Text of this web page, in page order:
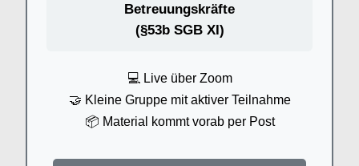
Betreuungskräfte
(§53b SGB XI)
💻 Live über Zoom
🤝 Kleine Gruppe mit aktiver Teilnahme
📦 Material kommt vorab per Post